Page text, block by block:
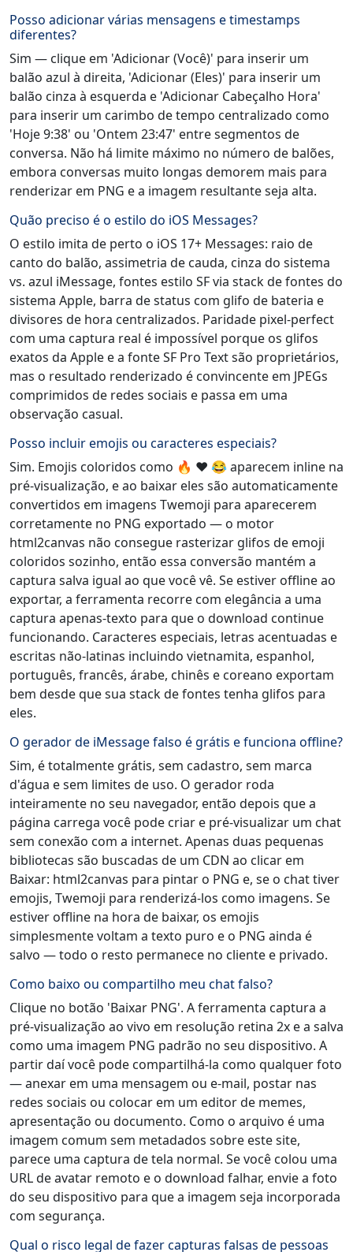
Posso adicionar várias mensagens e timestamps
diferentes?
Sim — clique em 'Adicionar (Você)' para inserir um
balão azul à direita, 'Adicionar (Eles)' para inserir um
balão cinza à esquerda e 'Adicionar Cabeçalho Hora'
para inserir um carimbo de tempo centralizado como
'Hoje 9:38' ou 'Ontem 23:47' entre segmentos de
conversa. Não há limite máximo no número de balões,
embora conversas muito longas demorem mais para
renderizar em PNG e a imagem resultante seja alta.
Quão preciso é o estilo do iOS Messages?
O estilo imita de perto o iOS 17+ Messages: raio de
canto do balão, assimetria de cauda, cinza do sistema
vs. azul iMessage, fontes estilo SF via stack de fontes do
sistema Apple, barra de status com glifo de bateria e
divisores de hora centralizados. Paridade pixel-perfect
com uma captura real é impossível porque os glifos
exatos da Apple e a fonte SF Pro Text são proprietários,
mas o resultado renderizado é convincente em JPEGs
comprimidos de redes sociais e passa em uma
observação casual.
Posso incluir emojis ou caracteres especiais?
Sim. Emojis coloridos como 🔥 ❤️ 😂 aparecem inline na
pré-visualização, e ao baixar eles são automaticamente
convertidos em imagens Twemoji para aparecerem
corretamente no PNG exportado — o motor
html2canvas não consegue rasterizar glifos de emoji
coloridos sozinho, então essa conversão mantém a
captura salva igual ao que você vê. Se estiver offline ao
exportar, a ferramenta recorre com elegância a uma
captura apenas-texto para que o download continue
funcionando. Caracteres especiais, letras acentuadas e
escritas não-latinas incluindo vietnamita, espanhol,
português, francês, árabe, chinês e coreano exportam
bem desde que sua stack de fontes tenha glifos para
eles.
O gerador de iMessage falso é grátis e funciona offline?
Sim, é totalmente grátis, sem cadastro, sem marca
d'água e sem limites de uso. O gerador roda
inteiramente no seu navegador, então depois que a
página carrega você pode criar e pré-visualizar um chat
sem conexão com a internet. Apenas duas pequenas
bibliotecas são buscadas de um CDN ao clicar em
Baixar: html2canvas para pintar o PNG e, se o chat tiver
emojis, Twemoji para renderizá-los como imagens. Se
estiver offline na hora de baixar, os emojis
simplesmente voltam a texto puro e o PNG ainda é
salvo — todo o resto permanece no cliente e privado.
Como baixo ou compartilho meu chat falso?
Clique no botão 'Baixar PNG'. A ferramenta captura a
pré-visualização ao vivo em resolução retina 2x e a salva
como uma imagem PNG padrão no seu dispositivo. A
partir daí você pode compartilhá-la como qualquer foto
— anexar em uma mensagem ou e-mail, postar nas
redes sociais ou colocar em um editor de memes,
apresentação ou documento. Como o arquivo é uma
imagem comum sem metadados sobre este site,
parece uma captura de tela normal. Se você colou uma
URL de avatar remoto e o download falhar, envie a foto
do seu dispositivo para que a imagem seja incorporada
com segurança.
Qual o risco legal de fazer capturas falsas de pessoas